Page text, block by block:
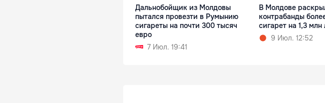
Дальнобойщик из Молдовы
пытался провезти в Румынию
сигареты на почти 300 тысяч
евро
7 Июл. 19:41
В Молдове
контрабанды
сигарет на 1,3 млн
9 Июл. 12:52